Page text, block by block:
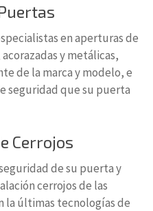
en aperturas de
y metálicas,
de la marca y modelo, e
seguridad que su puerta
Cerrojos
de su puerta y
cerrojos de las
la últimas tecnologías de